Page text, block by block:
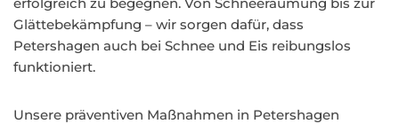
Glättebekämpfung – wir sorgen dafür, dass
Petershagen auch bei Schnee und Eis reibungslos
funktioniert.
Unsere präventiven Maßnahmen in Petershagen